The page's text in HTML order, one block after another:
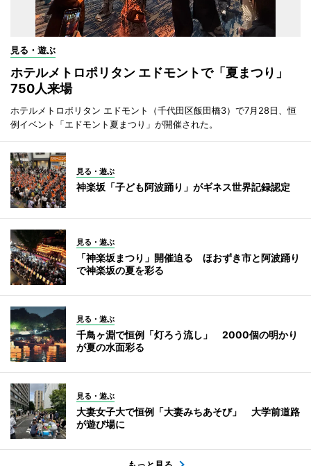
見る・遊ぶ
ホテルメトロポリタン エドモントで「夏まつり」
750人来場
ホテルメトロポリタン エドモント（千代田区飯田橋3）で7月28日、恒
例イベント「エドモント夏まつり」が開催された。
見る・遊ぶ
神楽坂「子ども阿波踊り」がギネス世界記録認定
見る・遊ぶ
「神楽坂まつり」開催迫る ほおずき市と阿波踊り
で神楽坂の夏を彩る
見る・遊ぶ
千鳥ヶ淵で恒例「灯ろう流し」 2000個の明かり
が夏の水面彩る
見る・遊ぶ
大妻女子大で恒例「大妻みちあそび」 大学前道路
が遊び場に